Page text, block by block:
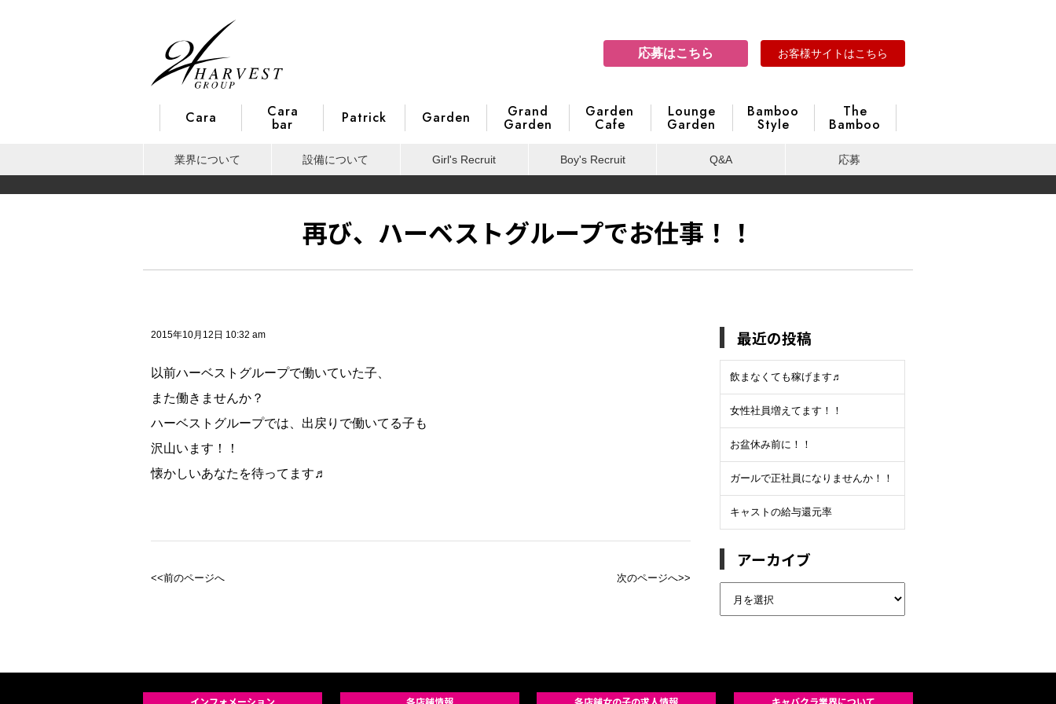
応募はこちら お客様サイトはこちら
Cara Cara
bar Patrick Garden Grand
Garden
Garden
Cafe
Lounge
Garden
Bamboo
Style
The
Bamboo
業界について 設備について Girl's Recruit Boy's Recruit Q&A 応募
再び、ハーベストグループでお仕事！！
2015年10月12日 10:32 am
以前ハーベストグループで働いていた子、
また働きませんか？
ハーベストグループでは、出戻りで働いてる子も
沢山います！！
懐かしいあなたを待ってます♬
<<前のページへ 次のページへ>>
最近の投稿
飲まなくても稼げます♬
女性社員増えてます！！
お盆休み前に！！
ガールで正社員になりませんか！！
キャストの給与還元率
アーカイブ